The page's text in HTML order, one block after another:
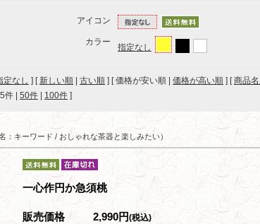
アイコン
カラー
指定なし
定なし ] [ 新しい順 古い順 ] [ 価格が安い順 | 価格が高い順 ] [商品
件 50件 100件 ]
：キーワード / おしゃれな茶器と楽しみたい）
一心作円か急須桃
販売価格 2,990円(税込)